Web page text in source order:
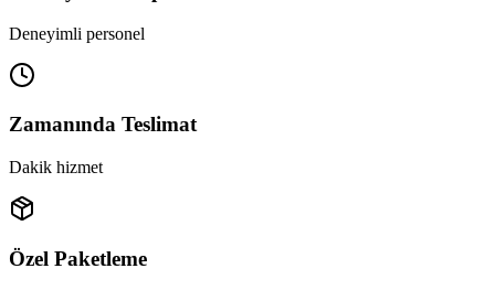
Deneyimli personel
Zamanında Teslimat
Dakik hizmet
Özel Paketleme